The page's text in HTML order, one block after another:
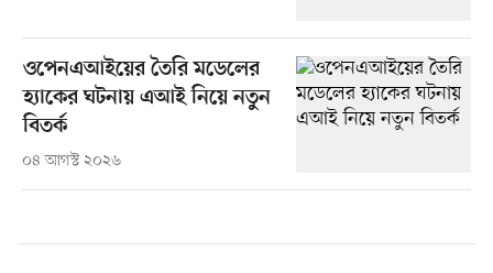
ওপেনএআইয়ের তৈরি মডেলের
হ্যাকের ঘটনায় এআই নিয়ে নতুন
বিতর্ক
০৪ আগস্ট ২০২৬